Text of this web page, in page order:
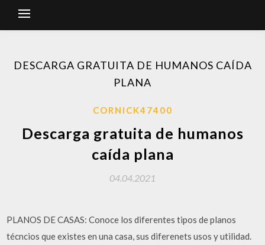
DESCARGA GRATUITA DE HUMANOS CAÍDA
PLANA
CORNICK47400
Descarga gratuita de humanos
caída plana
04.04.2021
PLANOS DE CASAS: Conoce los diferentes tipos de planos
técncios que existes en una casa, sus diferenets usos y utilidad.